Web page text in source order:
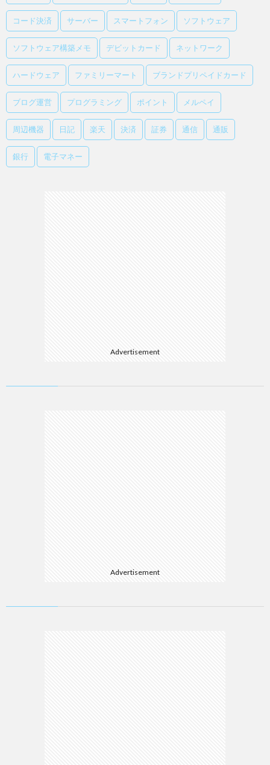
コード決済 サーバー スマートフォン ソフトウェア
ソフトウェア構築メモ デビットカード ネットワーク
ハードウェア ファミリーマート ブランドプリペイドカード
ブログ運営 プログラミング ポイント メルペイ
周辺機器 日記 楽天 決済 証券 通信 通販
銀行 電子マネー
Advertisement
Advertisement